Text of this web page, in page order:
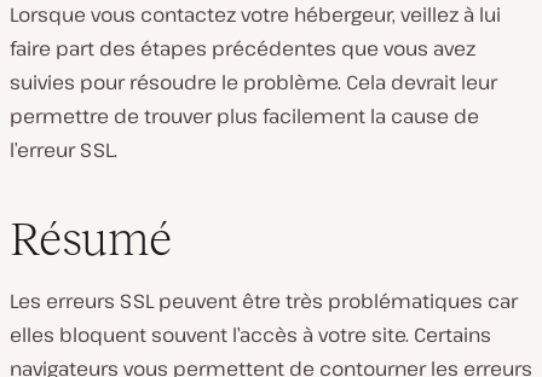
Lorsque vous contactez votre hébergeur, veillez à lui
faire part des étapes précédentes que vous avez
suivies pour résoudre le problème. Cela devrait leur
permettre de trouver plus facilement la cause de
l’erreur SSL.
Résumé
Les erreurs SSL peuvent être très problématiques car
elles bloquent souvent l’accès à votre site. Certains
navigateurs vous permettent de contourner les erreurs